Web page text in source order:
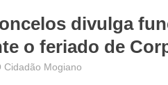
divulga
o feriado de
Cidadão Mogiano